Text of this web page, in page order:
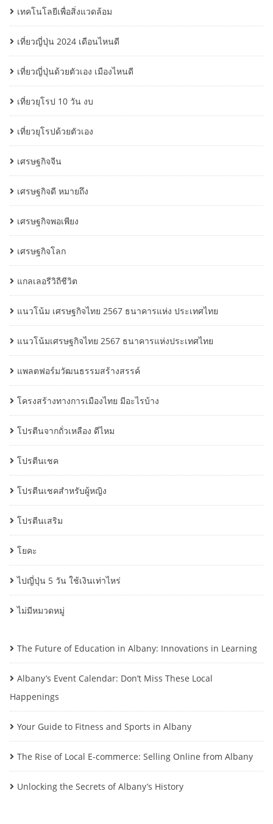
เทคโนโลยีเพื่อสิ่งแวดล้อม
เที่ยวญี่ปุ่น 2024 เดือนไหนดี
เที่ยวญี่ปุ่นด้วยตัวเอง เมืองไหนดี
เที่ยวยุโรป 10 วัน งบ
เที่ยวยุโรปด้วยตัวเอง
เศรษฐกิจจีน
เศรษฐกิจดี หมายถึง
เศรษฐกิจพอเพียง
เศรษฐกิจโลก
แกลเลอรีวิถีชีวิต
แนวโน้ม เศรษฐกิจไทย 2567 ธนาคารแห่ง ประเทศไทย
แนวโน้มเศรษฐกิจไทย 2567 ธนาคารแห่งประเทศไทย
แพลตฟอร์มวัฒนธรรมสร้างสรรค์
โครงสร้างทางการเมืองไทย มีอะไรบ้าง
โปรตีนจากถั่วเหลือง ดีไหม
โปรตีนเชค
โปรตีนเชคสำหรับผู้หญิง
โปรตีนเสริม
โยคะ
ไปญี่ปุ่น 5 วัน ใช้เงินเท่าไหร่
ไม่มีหมวดหมู่
The Future of Education in Albany: Innovations in Learning
Albany’s Event Calendar: Don’t Miss These Local
Happenings
Your Guide to Fitness and Sports in Albany
The Rise of Local E-commerce: Selling Online from Albany
Unlocking the Secrets of Albany’s History